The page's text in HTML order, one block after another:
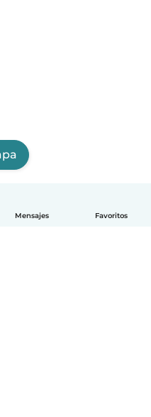
Mensajes Favoritos